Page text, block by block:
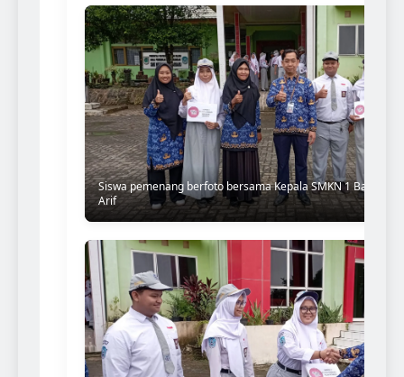
Siswa pemenang berfoto bersama Kepala SMKN 1
Arif